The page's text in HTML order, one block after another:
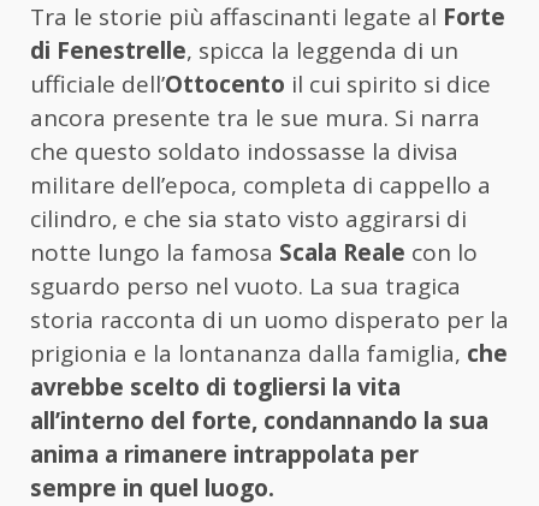
Tra le storie più affascinanti legate al Forte
di Fenestrelle, spicca la leggenda di un
ufficiale dell’Ottocento il cui spirito si dice
ancora presente tra le sue mura. Si narra
che questo soldato indossasse la divisa
militare dell’epoca, completa di cappello a
cilindro, e che sia stato visto aggirarsi di
notte lungo la famosa Scala Reale con lo
sguardo perso nel vuoto. La sua tragica
storia racconta di un uomo disperato per la
prigionia e la lontananza dalla famiglia, che
avrebbe scelto di togliersi la vita
all’interno del forte, condannando la sua
anima a rimanere intrappolata per
sempre in quel luogo.